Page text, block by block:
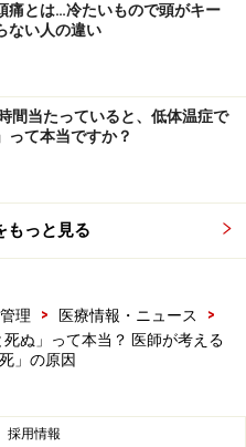
夏の“死のトライア
脱水に注意！
言われても、「夏の風呂
扇風機に当たっていた人
聞いたという人もいるか
すが、扇風機そのものが
、単なる都市伝説で片づけ
のリスクが重なってしま
痛とは…冷たいもので頭がキー
ない人の違い
間当たっていると、低体温症で
って本当ですか？
もっと見る
理 > 医療情報・ニュース
>
ぬ」って本当？ 医師が考える
」の原因
採用情報